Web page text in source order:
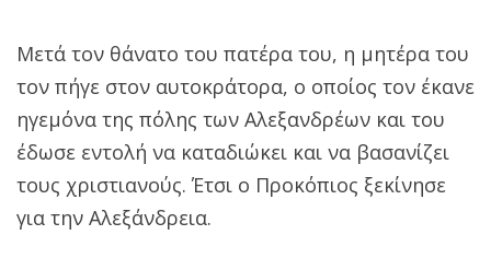
Μετά τον θάνατο του πατέρα του, η μητέρα του
τον πήγε στον αυτοκράτορα, ο οποίος τον έκανε
ηγεμόνα της πόλης των Αλεξανδρέων και του
έδωσε εντολή να καταδιώκει και να βασανίζει
τους χριστιανούς. Έτσι ο Προκόπιος ξεκίνησε
για την Αλεξάνδρεια.